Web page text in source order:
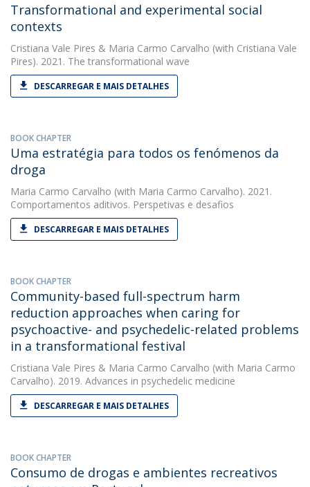
Transformational and experimental social
contexts
Cristiana Vale Pires & Maria Carmo Carvalho (with Cristiana Vale
Pires). 2021. The transformational wave
DESCARREGAR E MAIS DETALHES
BOOK CHAPTER
Uma estratégia para todos os fenómenos da
droga
Maria Carmo Carvalho (with Maria Carmo Carvalho). 2021.
Comportamentos aditivos. Perspetivas e desafios
DESCARREGAR E MAIS DETALHES
BOOK CHAPTER
Community-based full-spectrum harm
reduction approaches when caring for
psychoactive- and psychedelic-related problems
in a transformational festival
Cristiana Vale Pires & Maria Carmo Carvalho (with Maria Carmo
Carvalho). 2019. Advances in psychedelic medicine
DESCARREGAR E MAIS DETALHES
BOOK CHAPTER
Consumo de drogas e ambientes recreativos